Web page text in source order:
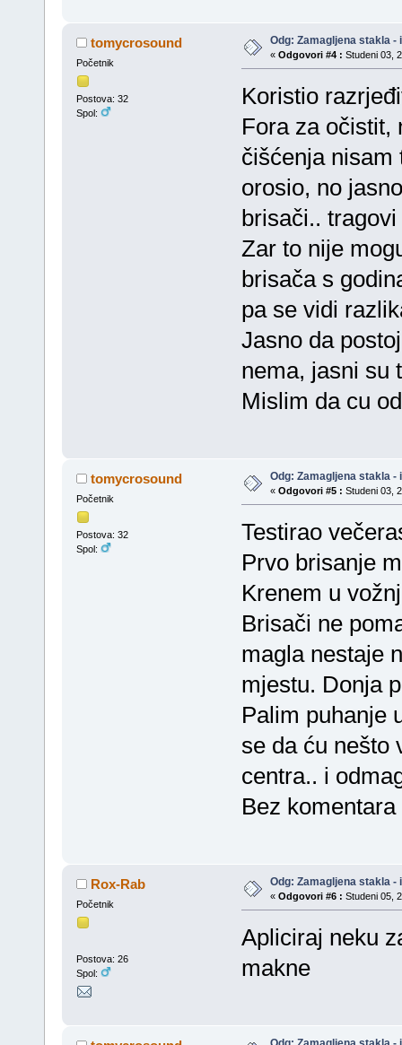
tomycrosound
Početnik
Postova: 32
Spol:
Odg: Zamagljena stakla -
« Odgovori #4 : Studeni 03,
Koristio
Fora za očistit,
čišćenja nisam
orosio, no
brisači..
Zar to nije
brisača s
pa se vidi
Jasno da
nema, jasni su
Mislim da cu
tomycrosound
Početnik
Postova: 32
Spol:
Odg: Zamagljena stakla -
« Odgovori #5 : Studeni 03,
Testirao
Prvo brisanje
Krenem u
Brisači ne
magla nestaje
mjestu. Donja
Palim puhanje
se da ću nešto
centra.. i
Bez
Rox-Rab
Početnik
Postova: 26
Spol:
Odg: Zamagljena stakla -
« Odgovori #6 : Studeni 05,
Apliciraj neku
makne